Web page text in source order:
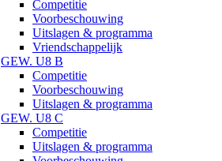
Competitie
Voorbeschouwing
Uitslagen & programma
Vriendschappelijk
GEW. U8 B
Competitie
Voorbeschouwing
Uitslagen & programma
GEW. U8 C
Competitie
Uitslagen & programma